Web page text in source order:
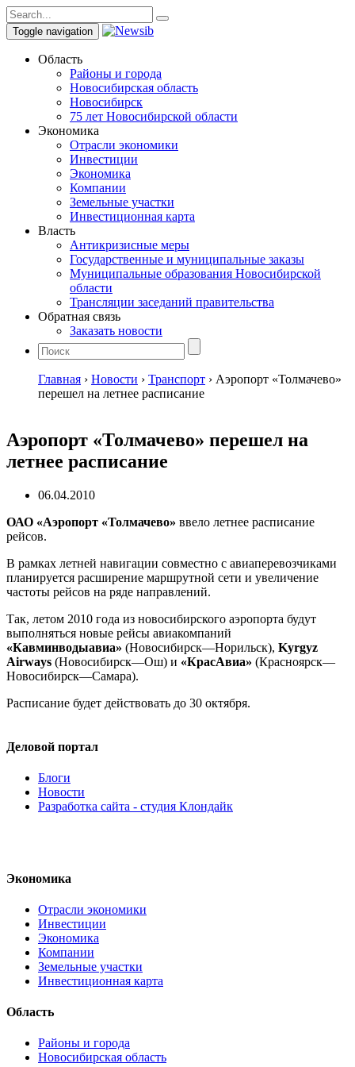
Toggle navigation
Область
Районы и города
Новосибирская область
Новосибирск
75 лет Новосибирской области
Экономика
Отрасли экономики
Инвестиции
Экономика
Компании
Земельные участки
Инвестиционная карта
Власть
Антикризисные меры
Государственные и муниципальные заказы
Муниципальные образования Новосибирской
области
Трансляции заседаний правительства
Обратная связь
Заказать новости
Главная › Новости › Транспорт › Аэропорт «Толмачево»
перешел на летнее расписание
Аэропорт «Толмачево» перешел на
летнее расписание
06.04.2010
ОАО «Аэропорт «Толмачево» ввело летнее расписание
рейсов.
В рамках летней навигации совместно с авиаперевозчиками
планируется расширение маршрутной сети и увеличение
частоты рейсов на ряде направлений.
Так, летом 2010 года из новосибирского аэропорта будут
выполняться новые рейсы авиакомпаний
«Кавминводыавиа» (Новосибирск—Норильск), Kyrgyz
Airways (Новосибирск—Ош) и «КрасАвиа» (Красноярск—
Новосибирск—Самара).
Расписание будет действовать до 30 октября.
Деловой портал
Блоги
Новости
Разработка сайта - студия Клондайк
Экономика
Отрасли экономики
Инвестиции
Экономика
Компании
Земельные участки
Инвестиционная карта
Область
Районы и города
Новосибирская область